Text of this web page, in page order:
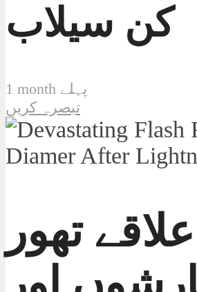
کن سیلاب
1 month پہلے
تبصرہ کریں
تھور